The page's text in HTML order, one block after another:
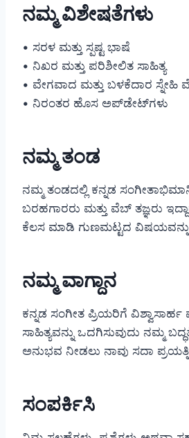
ನಮ್ಮ ವಿಶೇಷತೆಗಳು
• ಸರಳ ಮತ್ತು ಸ್ಪಷ್ಟ ಭಾಷೆ
• ನಿಖರ ಮತ್ತು ಪರಿಶೀಲಿತ ಸಾಹಿತ್ಯ
• ವೇಗವಾದ ಮತ್ತು ಬಳಕೆದಾರ ಸ್ನೇಹಿ
• ನಿರಂತರ ಹೊಸ ಅಪ್‌ಡೇಟ್‌ಗಳು
ನಮ್ಮ ತಂಡ
ನಮ್ಮ ತಂಡದಲ್ಲಿ ಕನ್ನಡ
ಬರಹಗಾರರು ಮತ್ತು ವೆಬ್ ತಜ್ಞರು
ಕೆಲಸ ಮಾಡಿ ಗುಣಮಟ್ಟದ ವಿಷಯವನ್ನು
ನಮ್ಮ ವಾಗ್ದಾನ
ಕನ್ನಡ ಸಂಗೀತ ಪ್ರಿಯರಿಗೆ ವಿಶ್ವಾಸಾರ್ಹ
ಸಾಹಿತ್ಯವನ್ನು ಒದಗಿಸುವುದು ನಮ್ಮ
ಅನುಭವ ನೀಡಲು ನಾವು ಸದಾ
ಸಂಪರ್ಕಿಸಿ